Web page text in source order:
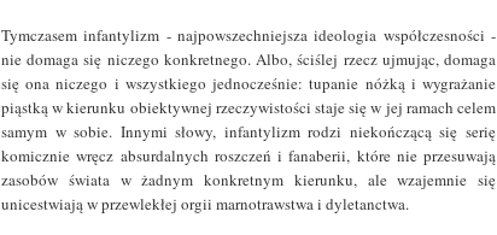
Tymczasem infantylizm - najpowszechniejsza ideologia współczesności -
nie domaga się niczego konkretnego. Albo, ściślej rzecz ujmując, domaga
się ona niczego i wszystkiego jednocześnie: tupanie nóżką i wygrażanie
piąstką w kierunku obiektywnej rzeczywistości staje się w jej ramach celem
samym w sobie. Innymi słowy, infantylizm rodzi niekończącą się serię
komicznie wręcz absurdalnych roszczeń i fanaberii, które nie przesuwają
zasobów świata w żadnym konkretnym kierunku, ale wzajemnie się
unicestwiają w przewlekłej orgii marnotrawstwa i dyletanctwa.